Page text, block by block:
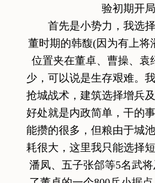
验初期开局
首先是小势力，我选择
董时期的韩馥(因为有上将
位置夹在董卓、曹操、袁
少，可以说是生存艰难。
抢城战术，建筑选择增兵
好处就是内政简单，干的
能攒的很多，但粮由于城
耗很大，这里我只能选择
潘凤、五子张郃等5名武